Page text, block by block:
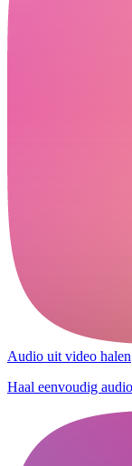
Audio uit video halen
Haal eenvoudig